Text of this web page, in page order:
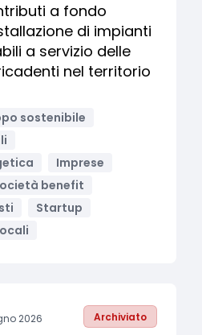
a fondo
di impianti
a servizio delle
nel territorio
sostenibile
Imprese
benefit
Startup
2026 Archiviato